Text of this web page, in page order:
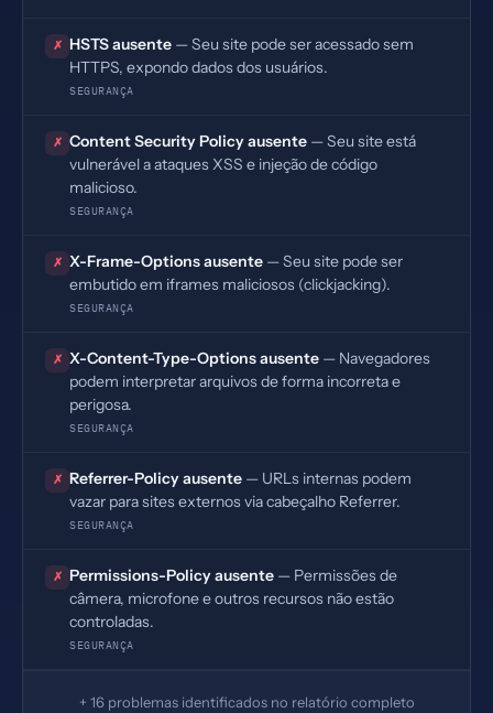
✗ HSTS ausente — Seu site pode ser acessado sem
HTTPS, expondo dados dos usuários.
SEGURANÇA
✗ Content Security Policy ausente — Seu site está
vulnerável a ataques XSS e injeção de código
malicioso.
SEGURANÇA
✗ X-Frame-Options ausente — Seu site pode ser
embutido em iframes maliciosos (clickjacking).
SEGURANÇA
✗ X-Content-Type-Options ausente — Navegadores
podem interpretar arquivos de forma incorreta e
perigosa.
SEGURANÇA
✗ Referrer-Policy ausente — URLs internas podem
vazar para sites externos via cabeçalho Referrer.
SEGURANÇA
✗ Permissions-Policy ausente — Permissões de
câmera, microfone e outros recursos não estão
controladas.
SEGURANÇA
+ 16 problemas identificados no relatório completo